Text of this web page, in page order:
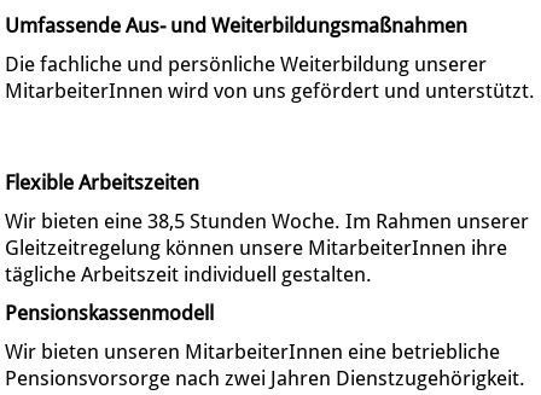
Umfassende Aus- und Weiterbildungsmaßnahmen
Die fachliche und persönliche Weiterbildung unserer
MitarbeiterInnen wird von uns gefördert und unterstützt.
Flexible Arbeitszeiten
Wir bieten eine 38,5 Stunden Woche. Im Rahmen unserer
Gleitzeitregelung können unsere MitarbeiterInnen ihre
tägliche Arbeitszeit individuell gestalten.
Pensionskassenmodell
Wir bieten unseren MitarbeiterInnen eine betriebliche
Pensionsvorsorge nach zwei Jahren Dienstzugehörigkeit.